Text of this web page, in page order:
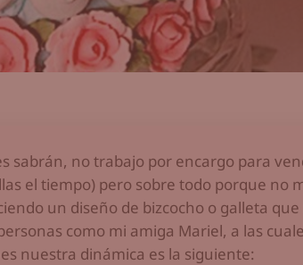
sabrán, no trabajo por encargo para
el tiempo) pero sobre todo porque no
un diseño de bizcocho o galleta
como mi amiga Mariel, a las
nuestra dinámica es la siguiente: